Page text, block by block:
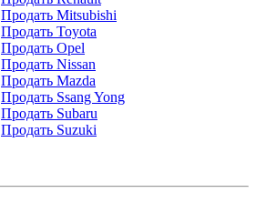
Продать Mitsubishi
Продать Toyota
Продать Opel
Продать Nissan
Продать Mazda
Продать Ssang Yong
Продать Subaru
Продать Suzuki